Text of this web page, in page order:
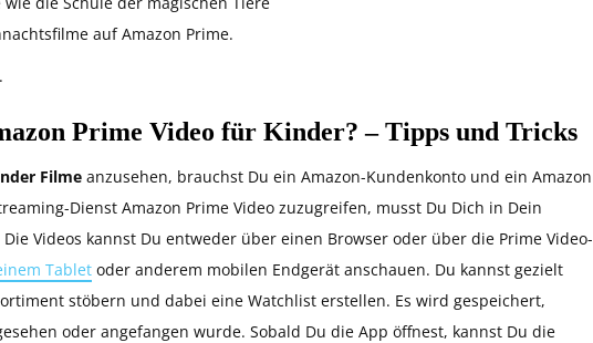
auf Amazon Prime.
Prime Video für Kinder? – Tipps und Tricks
Filme anzusehen, brauchst Du ein Amazon-Kundenkonto und ein Amazon
Dienst Amazon Prime Video zuzugreifen, musst Du Dich in Dein
Videos kannst Du entweder über einen Browser oder über die Prime Video-
Tablet oder anderem mobilen Endgerät anschauen. Du kannst gezielt
stöbern und dabei eine Watchlist erstellen. Es wird gespeichert,
oder angefangen wurde. Sobald Du die App öffnest, kannst Du die